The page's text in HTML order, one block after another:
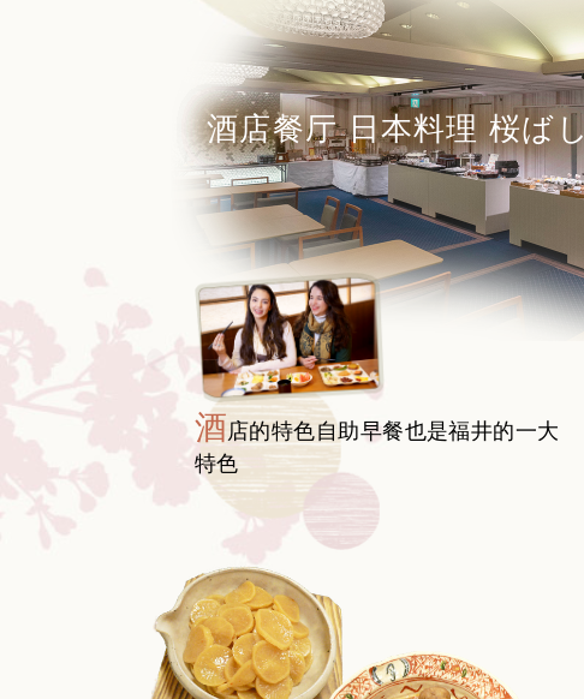
酒店餐厅 日本料理 桜ばし
酒店的特色自助早餐也是福井的一大
特色